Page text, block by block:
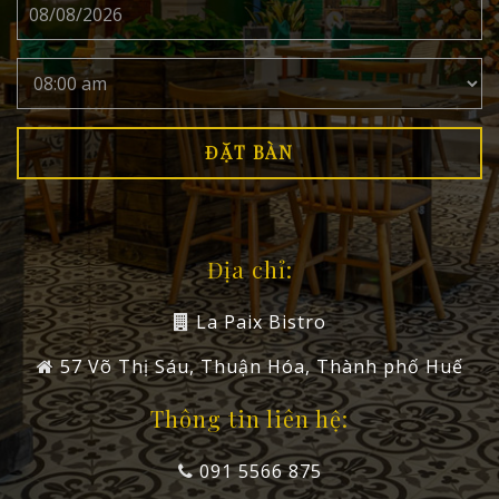
Địa chỉ:
La Paix Bistro
57 Võ Thị Sáu, Thuận Hóa, Thành phố Huế
Thông tin liên hệ:
091 5566 875